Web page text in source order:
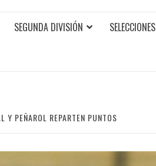
SEGUNDA DIVISIÓN SELECCIONES
Y PEÑAROL REPARTEN PUNTOS